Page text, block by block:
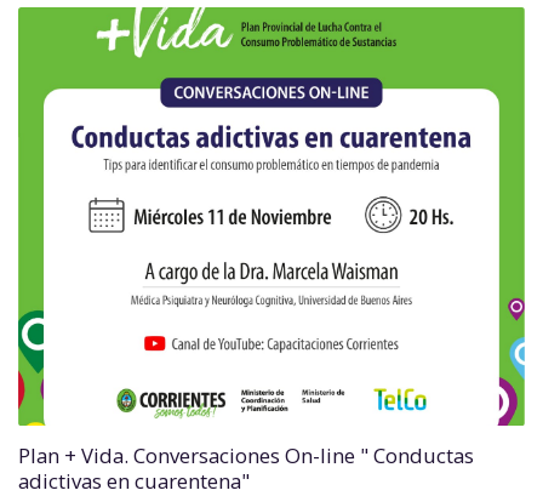
Plan + Vida. Conversaciones On-line " Conductas
adictivas en cuarentena"